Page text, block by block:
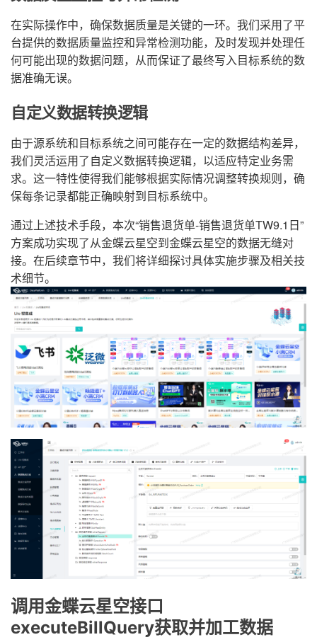
在实际操作中，确保数据质量是关键的一环。我们采用了平
台提供的数据质量监控和异常检测功能，及时发现并处理任
何可能出现的数据问题，从而保证了最终写入目标系统的数
据准确无误。
自定义数据转换逻辑
由于源系统和目标系统之间可能存在一定的数据结构差异，
我们灵活运用了自定义数据转换逻辑，以适应特定业务需
求。这一特性使得我们能够根据实际情况调整转换规则，确
保每条记录都能正确映射到目标系统中。
通过上述技术手段，本次“销售退货单-销售退货单TW9.1日”
方案成功实现了从金蝶云星空到金蝶云星空的数据无缝对
接。在后续章节中，我们将详细探讨具体实施步骤及相关技
术细节。
调用金蝶云星空接口
executeBillQuery获取并加工数据